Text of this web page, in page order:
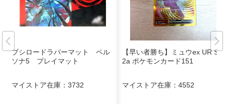
ブシロードラバーマット ペル
ソナ5 プレイマット
マイストア在庫： 3732
【早い者勝ち】ミュウex UR SV
2a ポケモンカード151
マイストア在庫： 4552